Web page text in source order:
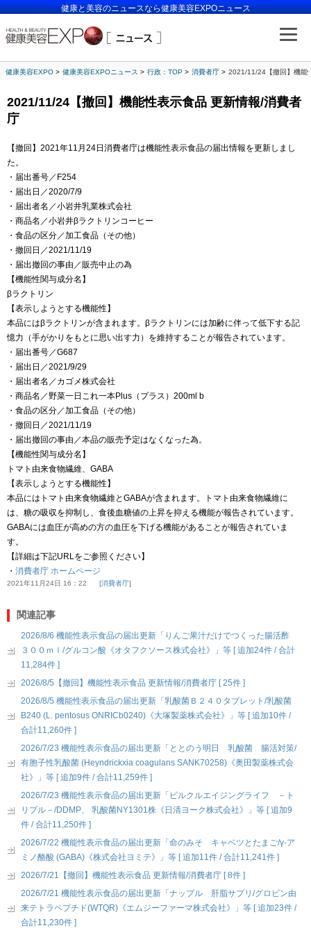
健康と美容のニュースなら健康美容EXPOニュース
健康美容EXPO 健康美容EXPOニュース 行政：TOP 消費者庁 2021/11/24【撤回】機能
2021/11/24【撤回】機能性表示食品 更新情報/消費者
庁
【撤回】2021年11月24日消費者庁は機能性表示食品の届出情報を更新しまし
た。
・届出番号／F254
・届出日／2020/7/9
・届出者名／小岩井乳業株式会社
・商品名／小岩井βラクトリンコーヒー
・食品の区分／加工食品（その他）
・撤回日／2021/11/19
・届出撤回の事由／販売中止の為
【機能性関与成分名】
βラクトリン
【表示しようとする機能性】
本品にはβラクトリンが含まれます。βラクトリンには加齢に伴って低下する記
憶力（手がかりをもとに思い出す力）を維持することが報告されています。
・届出番号／G687
・届出日／2021/9/29
・届出者名／カゴメ株式会社
・商品名／野菜一日これ一本Plus（プラス）200ml b
・食品の区分／加工食品（その他）
・撤回日／2021/11/19
・届出撤回の事由／本品の販売予定はなくなった為。
【機能性関与成分名】
トマト由来食物繊維、GABA
【表示しようとする機能性】
本品にはトマト由来食物繊維とGABAが含まれます。トマト由来食物繊維に
は、糖の吸収を抑制し、食後血糖値の上昇を抑える機能が報告されています。
GABAには血圧が高めの方の血圧を下げる機能があることが報告されていま
す。
【詳細は下記URLをご参照ください】
・ 消費者庁 ホームページ
2021年11月24日 16：22 消費者庁
関連記事
2026/8/6 機能性表示食品の届出更新「りんご果汁だけでつくった腸活酢
３００ｍｌ/グルコン酸《オタフクソース株式会社》」等 [ 追加24件 / 合計
11,284件 ]
2026/8/5【撤回】機能性表示食品 更新情報/消費者庁 [ 25件 ]
2026/8/5 機能性表示食品の届出更新「乳酸菌Ｂ２４０タブレット/乳酸菌
B240 (L. pentosus ONRICb0240)《大塚製薬株式会社》」等 [ 追加10件 /
合計11,260件 ]
2026/7/23 機能性表示食品の届出更新「ととのう明日 乳酸菌 腸活対策/
有胞子性乳酸菌 (Heyndrickxia coagulans SANK70258)《奥田製薬株式会
社》」等 [ 追加9件 / 合計11,259件 ]
2026/7/23 機能性表示食品の届出更新「ピルクルエイジングライフ －ト
リプル－/DDMP、 乳酸菌NY1301株《日清ヨーク株式会社》」等 [ 追加9
件 / 合計11,250件 ]
2026/7/22 機能性表示食品の届出更新「命のみそ キャベツとたまご/γ-ア
ミノ酪酸 (GABA)《株式会社ヨミテ》」等 [ 追加11件 / 合計11,241件 ]
2026/7/21【撤回】機能性表示食品 更新情報/消費者庁 [ 8件 ]
2026/7/21 機能性表示食品の届出更新「ナップル 肝脂サプリ/グロビン由
来テトラペプチド(WTQR)《エムジーファーマ株式会社》」等 [ 追加23件 /
合計11,230件 ]